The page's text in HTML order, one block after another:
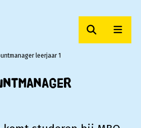
Zoeken
leerjaar 1